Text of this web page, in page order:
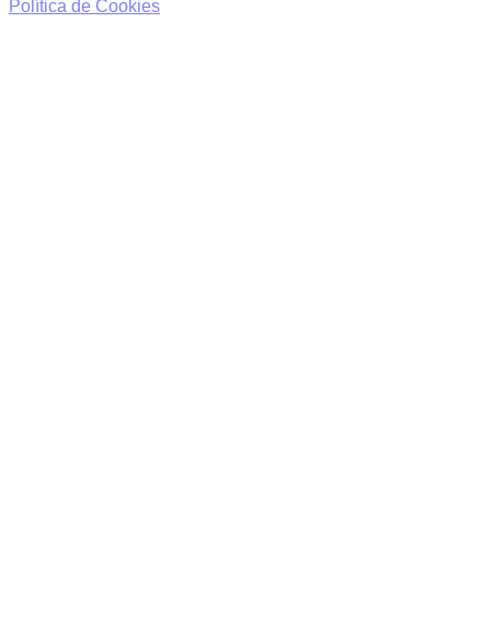
Política de Cookies